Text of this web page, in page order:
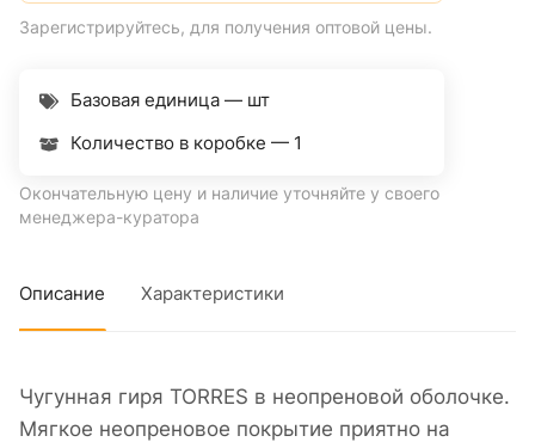
Зарегистрируйтесь, для получения оптовой цены.
Базовая единица — шт
Количество в коробке — 1
Окончательную цену и наличие уточняйте у своего
менеджера-куратора
Описание Характеристики
Чугунная гиря TORRES в неопреновой оболочке.
Мягкое неопреновое покрытие приятно на